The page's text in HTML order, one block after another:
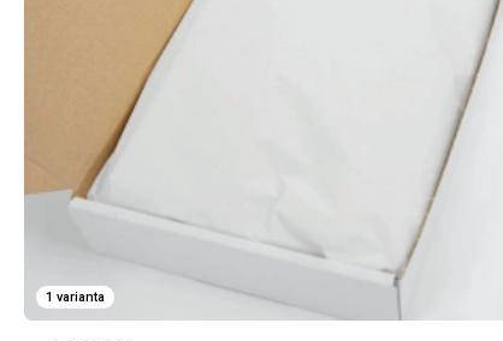
1 varianta